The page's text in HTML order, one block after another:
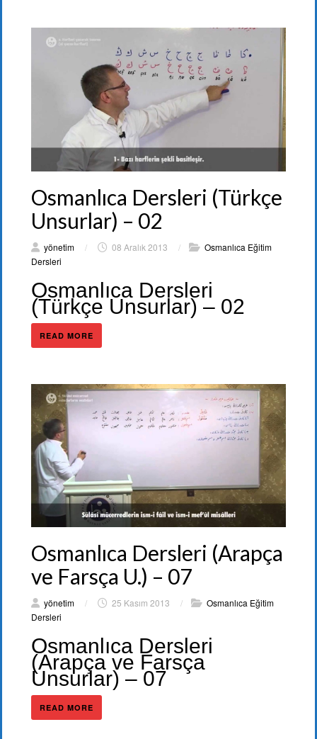
Osmanlıca Dersleri (Türkçe
Unsurlar) – 02
yönetim / 08 Aralık 2013 /
Osmanlıca Eğitim
Dersleri
Osmanlıca Dersleri
(Türkçe Unsurlar) – 02
READ MORE
Osmanlıca Dersleri (Arapça
ve Farsça U.) – 07
yönetim / 25 Kasım 2013 /
Osmanlıca Eğitim
Dersleri
Osmanlıca Dersleri
(Arapça ve Farsça
Unsurlar) – 07
READ MORE